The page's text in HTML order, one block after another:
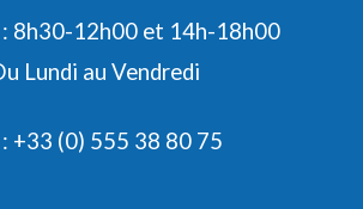
8h30-12h00 et 14h-18h00
Lundi au Vendredi
: +33 (0) 555 38 80 75